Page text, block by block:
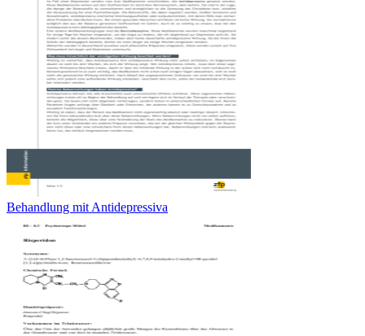
Behandlung mit Antidepressiva